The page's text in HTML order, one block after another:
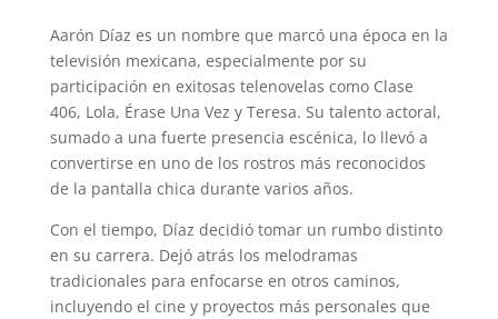
Aarón Díaz es un nombre que marcó una época en la
televisión mexicana, especialmente por su
participación en exitosas telenovelas como Clase
406, Lola, Érase Una Vez y Teresa. Su talento actoral,
sumado a una fuerte presencia escénica, lo llevó a
convertirse en uno de los rostros más reconocidos
de la pantalla chica durante varios años.
Con el tiempo, Díaz decidió tomar un rumbo distinto
en su carrera. Dejó atrás los melodramas
tradicionales para enfocarse en otros caminos,
incluyendo el cine y proyectos más personales que